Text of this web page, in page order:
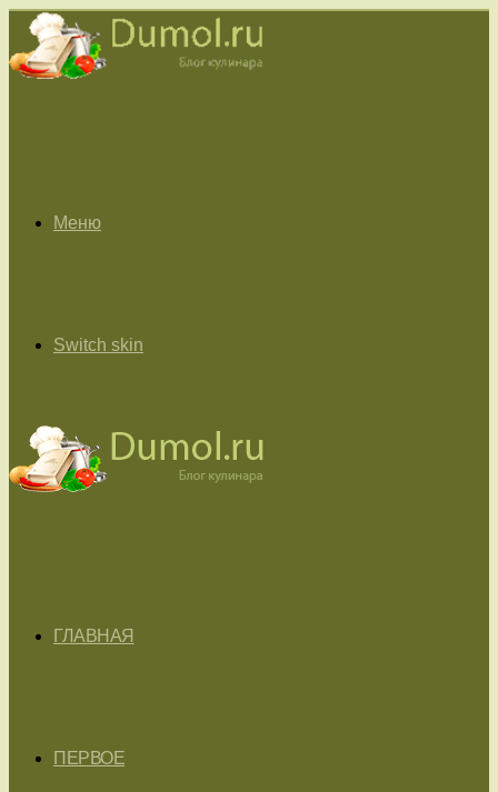
Меню
Switch skin
ГЛАВНАЯ
ПЕРВОЕ